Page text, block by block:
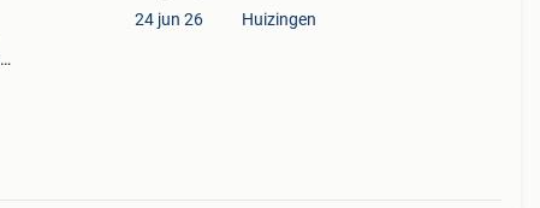
24 jun 26 Huizingen